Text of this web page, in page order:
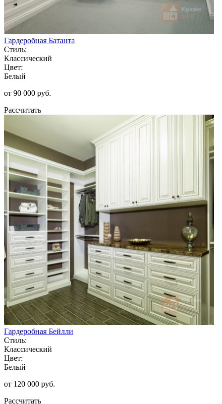
Гардеробная Батанта
Стиль:
Классический
Цвет:
Белый
от 90 000 руб.
Рассчитать
Гардеробная Бейлли
Стиль:
Классический
Цвет:
Белый
от 120 000 руб.
Рассчитать